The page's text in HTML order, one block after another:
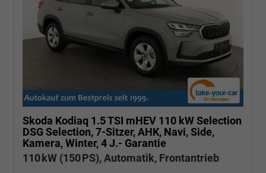
Skoda Kodiaq 1.5 TSI mHEV 110 kW Selection
DSG Selection, 7-Sitzer, AHK, Navi, Side,
Kamera, Winter, 4 J.- Garantie
110 kW (150 PS), Automatik, Frontantrieb